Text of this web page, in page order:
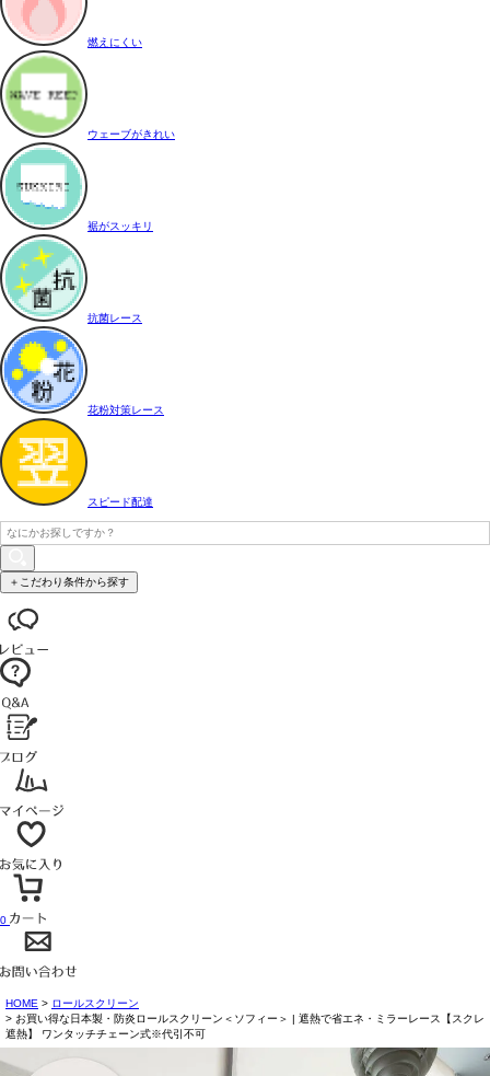
燃えにくい
ウェーブがきれい
裾がスッキリ
抗菌レース
花粉対策レース
スピード配達
＋こだわり条件から探す
0
HOME
ロールスクリーン
お買い得な日本製・防炎ロールスクリーン＜ソフィー＞ | 遮熱で省エネ・ミラーレース【スクレ
遮熱】 ワンタッチチェーン式※代引不可